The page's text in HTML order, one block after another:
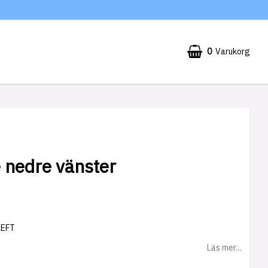
0 Varukorg
vänster
Läs mer...